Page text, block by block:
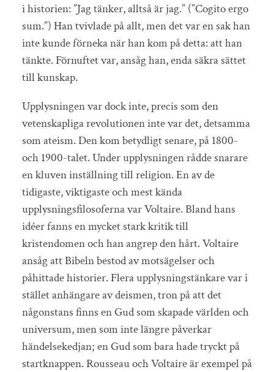
i historien: ”Jag tänker, alltså är jag.” (”Cogito ergo
sum.”) Han tvivlade på allt, men det var en sak han
inte kunde förneka när han kom på detta: att han
tänkte. Förnuftet var, ansåg han, enda säkra sättet
till kunskap.
Upplysningen var dock inte, precis som den
vetenskapliga revolutionen inte var det, detsamma
som ateism. Den kom betydligt senare, på 1800-
och 1900-talet. Under upplysningen rådde snarare
en kluven inställning till religion. En av de
tidigaste, viktigaste och mest kända
upplysningsfilosoferna var Voltaire. Bland hans
idéer fanns en mycket stark kritik till
kristendomen och han angrep den hårt. Voltaire
ansåg att Bibeln bestod av motsägelser och
påhittade historier. Flera upplysningstänkare var i
stället anhängare av deismen, tron på att det
någonstans finns en Gud som skapade världen och
universum, men som inte längre påverkar
händelsekedjan; en Gud som bara hade tryckt på
startknappen. Rousseau och Voltaire är exempel på